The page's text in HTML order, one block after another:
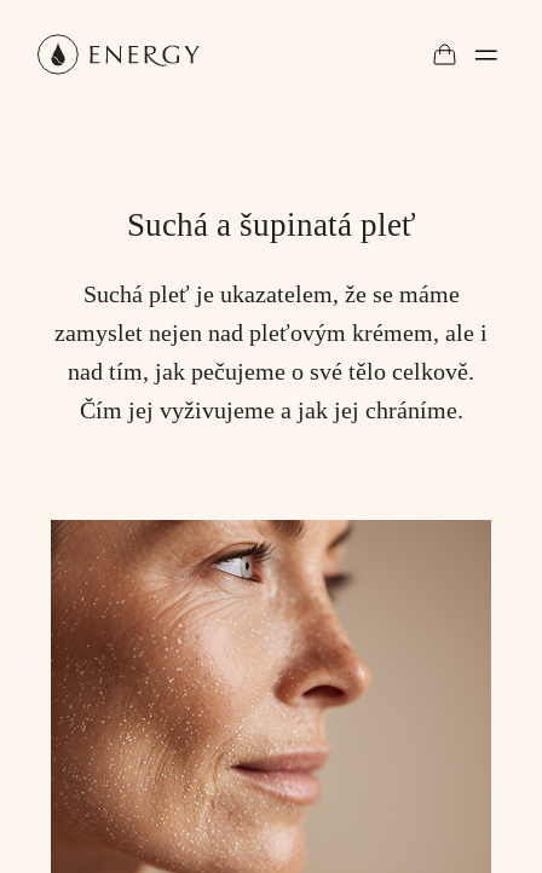
Suchá a šupinatá pleť
Suchá pleť je ukazatelem, že se máme
zamyslet nejen nad pleťovým krémem, ale i
nad tím, jak pečujeme o své tělo celkově.
Čím jej vyživujeme a jak jej chráníme.